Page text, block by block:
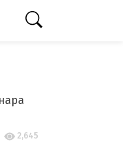
2,645